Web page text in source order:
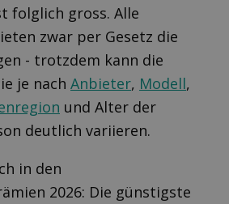
folglich gross. Alle
zwar per Gesetz die
- trotzdem kann die
je nach Anbieter, Modell,
und Alter der
deutlich variieren.
in den
2026: Die günstigste